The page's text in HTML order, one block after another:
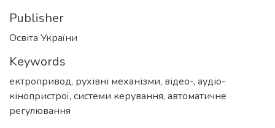
Publisher
Освіта України
Keywords
ектропривод, рухівні механізми, відео-, аудіо-
кінопристрої, системи керування, автоматичне
регулювання